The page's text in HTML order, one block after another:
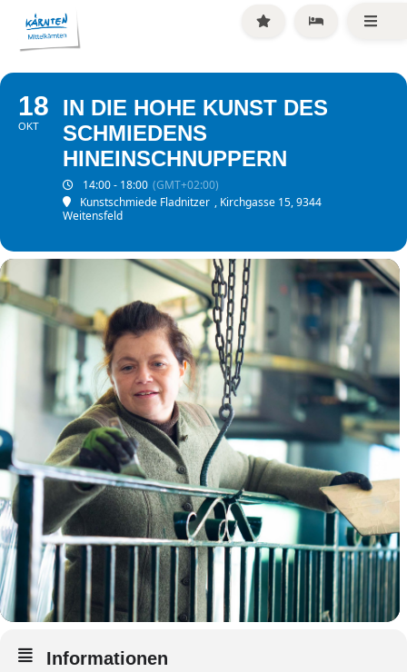
18
OKT
IN DIE HOHE KUNST DES
SCHMIEDENS
HINEINSCHNUPPERN
14:00 - 18:00 (GMT+02:00)
Kunstschmiede Fladnitzer , Kirchgasse 15, 9344
Weitensfeld
Informationen